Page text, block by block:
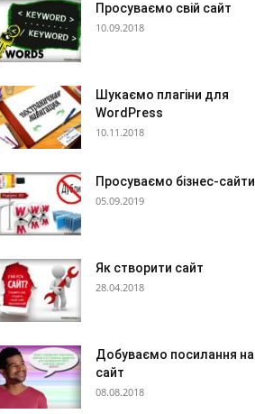
Просуваємо свій сайт
10.09.2018
Шукаємо плагіни для
WordPress
10.11.2018
Просуваємо бізнес-сайти
05.09.2019
Як створити сайт
28.04.2018
Добуваємо посилання на
сайт
08.08.2018